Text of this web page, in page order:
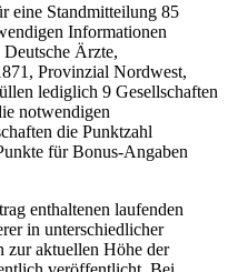
eine Standmitteilung 85
Informationen
Ärzte,
Provinzial Nordwest,
lediglich 9 Gesellschaften
notwendigen
die Punktzahl
für Bonus-Angaben
enthaltenen laufenden
in unterschiedlicher
zur aktuellen Höhe der